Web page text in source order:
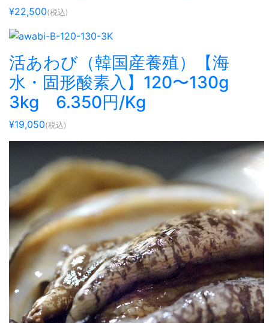
¥22,500(税込)
活あわび（韓国産養殖）【海
水・固形酸素入】120〜130g
3kg 6.350円/Kg
¥19,050(税込)